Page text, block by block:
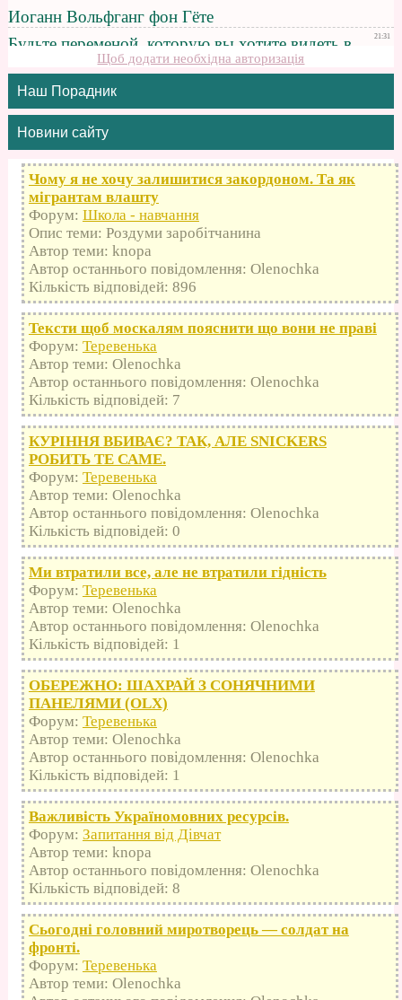
Щоб додати необхідна авторизація
Наш Порадник
Новини сайту
Чому я не хочу залишитися закордоном. Та як
мігрантам влашту
Форум: Школа - навчання
Опис теми: Роздуми заробітчанина
Автор теми: knopa
Автор останнього повідомлення: Olenochka
Кількість відповідей: 896
Тексти щоб москалям пояснити що вони не праві
Форум: Теревенька
Автор теми: Olenochka
Автор останнього повідомлення: Olenochka
Кількість відповідей: 7
КУРІННЯ ВБИВАЄ? ТАК, АЛЕ SNICKERS
РОБИТЬ ТЕ САМЕ.
Форум: Теревенька
Автор теми: Olenochka
Автор останнього повідомлення: Olenochka
Кількість відповідей: 0
Ми втратили все, але не втратили гідність
Форум: Теревенька
Автор теми: Olenochka
Автор останнього повідомлення: Olenochka
Кількість відповідей: 1
ОБЕРЕЖНО: ШАХРАЙ З СОНЯЧНИМИ
ПАНЕЛЯМИ (OLX)
Форум: Теревенька
Автор теми: Olenochka
Автор останнього повідомлення: Olenochka
Кількість відповідей: 1
Важливість Україномовних ресурсів.
Форум: Запитання від Дівчат
Автор теми: knopa
Автор останнього повідомлення: Olenochka
Кількість відповідей: 8
Сьогодні головний миротворець — солдат на
фронті.
Форум: Теревенька
Автор теми: Olenochka